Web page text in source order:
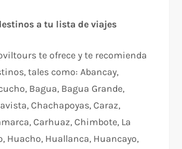
a tu lista de viajes
te ofrece y te recomienda
tales como: Abancay,
Bagua, Bagua Grande,
Chachapoyas, Caraz,
Carhuaz, Chimbote, La
Huacho, Huallanca, Huancayo,